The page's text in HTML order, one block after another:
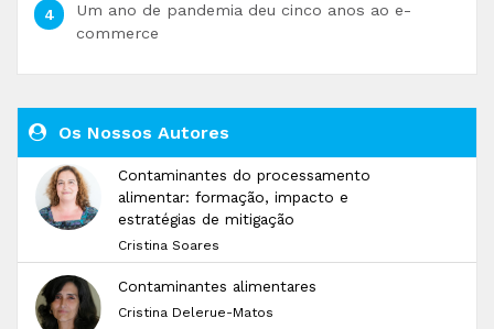
Um ano de pandemia deu cinco anos ao e-
commerce
Os Nossos Autores
Contaminantes do processamento
alimentar: formação, impacto e
estratégias de mitigação
Cristina Soares
Contaminantes alimentares
Cristina Delerue-Matos